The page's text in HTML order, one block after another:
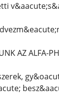
AZ ALFA-